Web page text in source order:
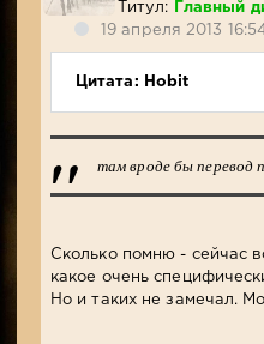
Титул:
Главный
19 апреля 2013
Цитата: Hobit
там вроде бы перевод
Сколько помню - сейчас
какое очень
Но и таких не замечал.